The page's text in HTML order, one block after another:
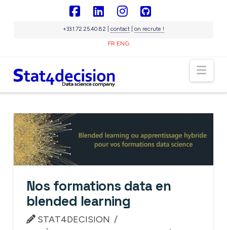
FacebookLinkedInInstagram
+33.1.72.25.40.82 | contact| on recrute !
FR ENG
Nos formations data en
blended learning
STAT4DECISION
Sigma IA souveraine
Panneau de gestion des cookies